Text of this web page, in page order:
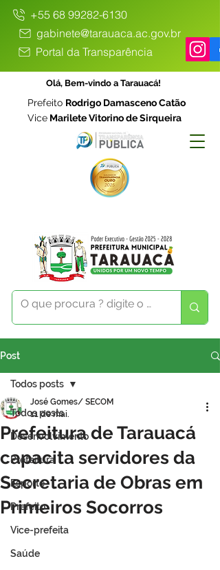
+55 68 99282-6130
gabinete@tarauaca.ac.gov.br
Portal da Transparência
Olá, Bem-vindo a Tarauacá!
Prefeito Rodrigo Damasceno Catão
Vice Marilete Vitorino de Sirqueira
Post
Todos posts
Desenvolvimento
Prefeitura
Esporte
Prefeito
Vice-prefeita
Saúde
Todos posts
Prefeitura de Tarauacá
capacita servidores da
Secretaria de Obras em
Primeiros Socorros
José Gomes/ SECOM
11 de mai.